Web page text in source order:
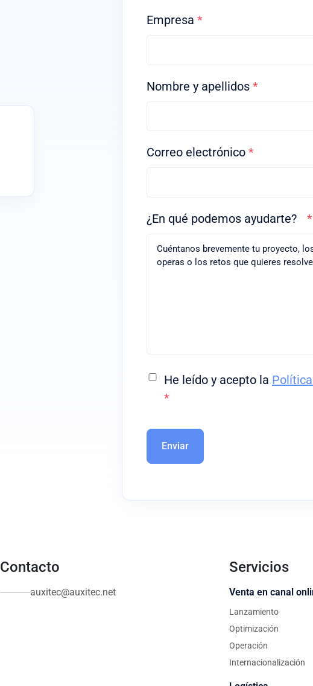
Empresa *
Nombre y apellidos *
Correo electrónico *
¿En qué podemos ayudarte? *
He leído y acepto la
*
Contacto
auxitec@auxitec.net
Servicios
Venta en canal
Lanzamiento
Optimización
Operación
Internacionalización